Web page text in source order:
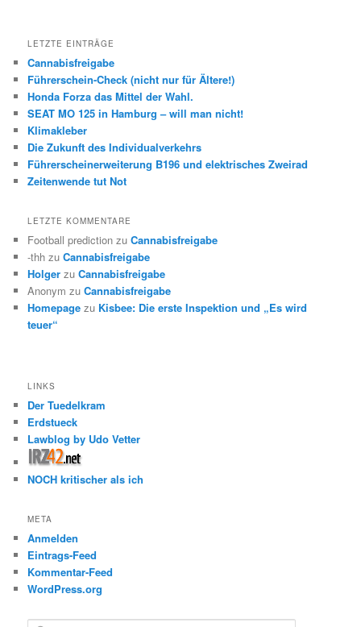
LETZTE EINTRÄGE
Cannabisfreigabe
Führerschein-Check (nicht nur für Ältere!)
Honda Forza das Mittel der Wahl.
SEAT MO 125 in Hamburg – will man nicht!
Klimakleber
Die Zukunft des Individualverkehrs
Führerscheinerweiterung B196 und elektrisches Zweirad
Zeitenwende tut Not
LETZTE KOMMENTARE
Football prediction zuCannabisfreigabe
-thh zuCannabisfreigabe
Holger zuCannabisfreigabe
Anonym zuCannabisfreigabe
Homepage zu Kisbee: Die erste Inspektion und „Es wird
teuer“
LINKS
Der Tuedelkram
Erdstueck
Lawblog by Udo Vetter
NOCH kritischer als ich
META
Anmelden
Eintrags-Feed
Kommentar-Feed
WordPress.org